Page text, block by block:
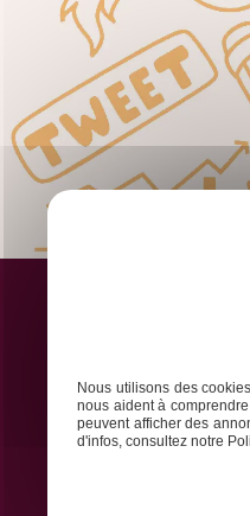
Nous utilisons des
nous aident à
peuvent afficher des
d'infos, consultez notre